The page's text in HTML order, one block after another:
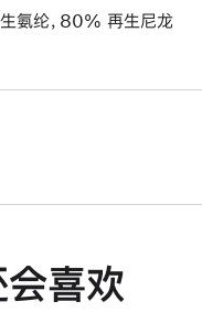
氨纶，80% 再生尼龙
喜欢